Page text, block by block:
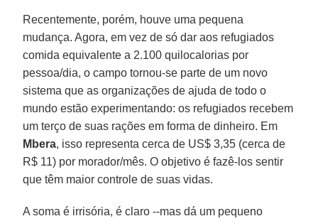
Recentemente, porém, houve uma pequena
mudança. Agora, em vez de só dar aos refugiados
comida equivalente a 2.100 quilocalorias por
pessoa/dia, o campo tornou-se parte de um novo
sistema que as organizações de ajuda de todo o
mundo estão experimentando: os refugiados recebem
um terço de suas rações em forma de dinheiro. Em
Mbera, isso representa cerca de US$ 3,35 (cerca de
R$ 11) por morador/mês. O objetivo é fazê-los sentir
que têm maior controle de suas vidas.
A soma é irrisória, é claro --mas dá um pequeno